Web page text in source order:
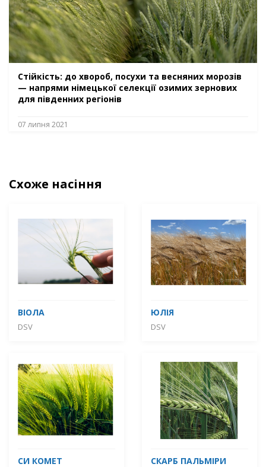
Стійкість: до хвороб, посухи та весняних морозів
— напрями німецької селекції озимих зернових
для південних регіонів
07 липня 2021
Схоже насіння
ВІОЛА
DSV
ЮЛІЯ
DSV
СИ КОМЕТ СКАРБ ПАЛЬМІРИ